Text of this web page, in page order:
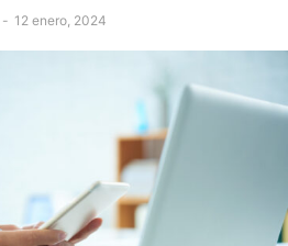
- 12 enero, 2024